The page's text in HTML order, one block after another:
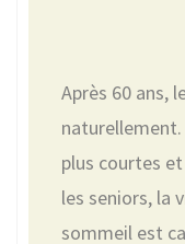
Après 60 ans,
plus courtes
les seniors, la
sommeil est